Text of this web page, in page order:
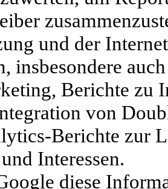
und der
insbesondere
Berichte zu
von
Berichte zur
Interessen.
diese